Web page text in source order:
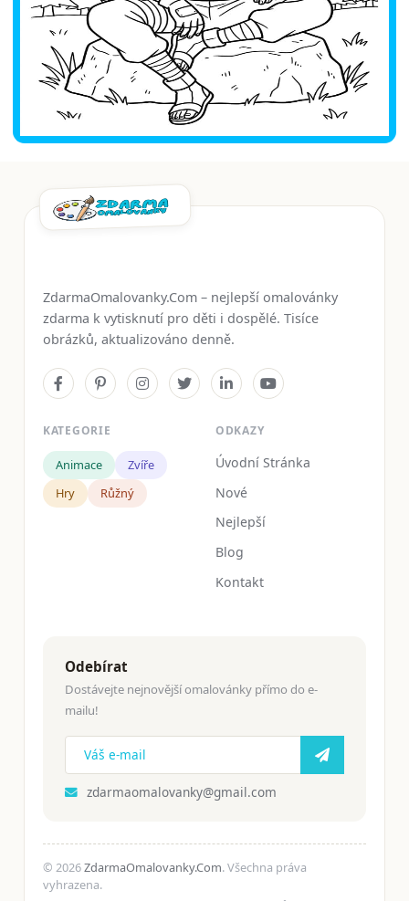
ZdarmaOmalovanky.Com – nejlepší omalovánky
zdarma k vytisknutí pro děti i dospělé. Tisíce
obrázků, aktualizováno denně.
KATEGORIE
Animace
Zvíře
Hry
Růžný
ODKAZY
Úvodní Stránka
Nové
Nejlepší
Blog
Kontakt
Odebírat
Dostávejte nejnovější omalovánky přímo do e-
mailu!
zdarmaomalovanky@gmail.com
© 2026ZdarmaOmalovanky.Com. Všechna práva
vyhrazena.